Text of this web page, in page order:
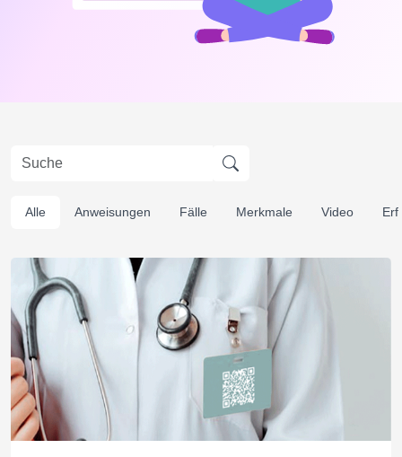
Alle Anweisungen Fälle Merkmale Video